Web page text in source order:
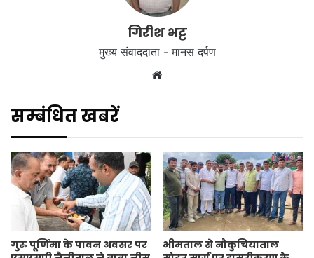
गिरीश भट्ट
मुख्य संवाददाता - मानस दर्पण
Website
सम्बंधित खबरें
गुरु पूर्णिमा के पावन अवसर पर
भीमताल से नौकुचियाताल